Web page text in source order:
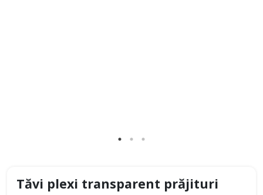
Tăvi plexi transparent prăjituri